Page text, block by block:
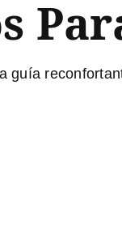
guía